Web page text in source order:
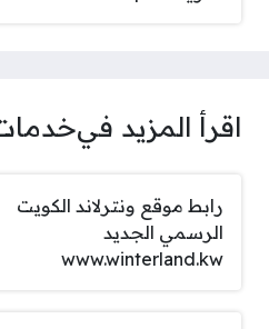
اقرأ المزيد في
رابط موقع ونترلاند الكويت
الرسمي الجديد
www.winterland.kw